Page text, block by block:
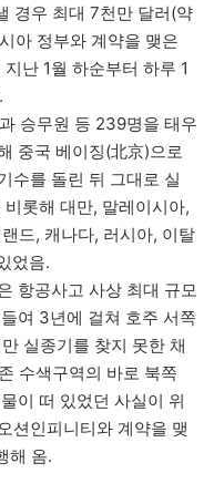
경우 최대 7천만 달러(약
아 정부와 계약을 맺은
난 1월 하순부터 하루 1
승무원 등 239명을 태우
중국 베이징(北京)으로
수를 돌린 뒤 그대로 실
롯해 대만, 말레이시아,
드, 캐나다, 러시아, 이탈
었음.
항공사고 사상 최대 규모
여 3년에 걸쳐 호주 서쪽
실종기를 찾지 못한 채
수색구역의 바로 북쪽
이 떠 있었던 사실이 위
션인피니티와 계약을 맺
해 옴.